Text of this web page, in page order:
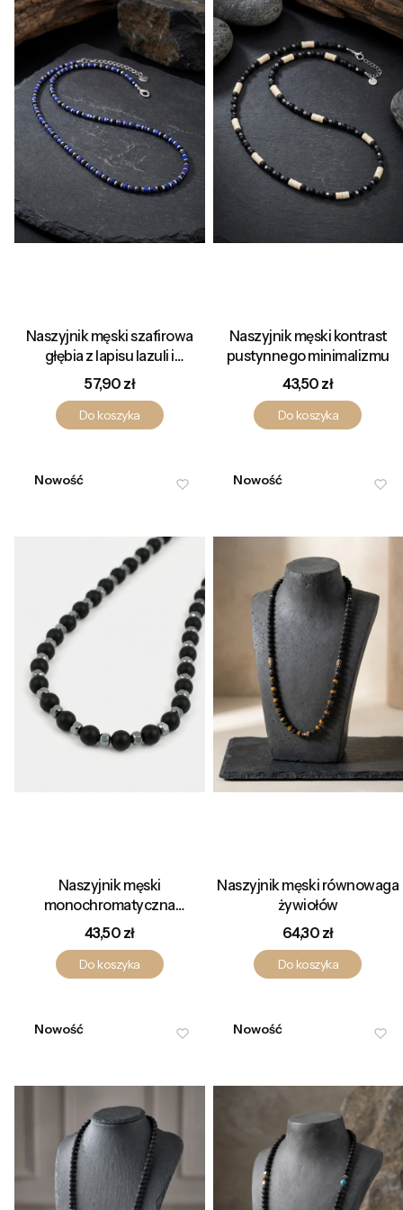
Naszyjnik męski szafirowa
głębia z lapisu lazuli i
hematytu
Cena
57,90 zł
Do koszyka
Naszyjnik męski kontrast
pustynnego minimalizmu
Cena
43,50 zł
Do koszyka
Nowość
Naszyjnik męski
monochromatyczna
elegancja z onyksu i
hematytu
Cena
43,50 zł
Do koszyka
Nowość
Naszyjnik męski równowaga
żywiołów
Cena
64,30 zł
Do koszyka
Nowość Nowość